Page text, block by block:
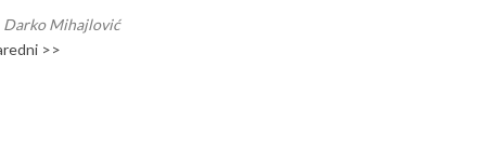
Darko Mihajlović
>>